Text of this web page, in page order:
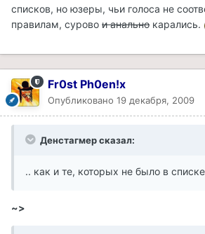
списков, но юзеры, чьи голоса не
правилам, сурово и анально карались.
Fr0st Ph0en!x
Опубликовано 19 декабря, 2009
Денстагмер сказал:
.. как и те, которых не было в
~>